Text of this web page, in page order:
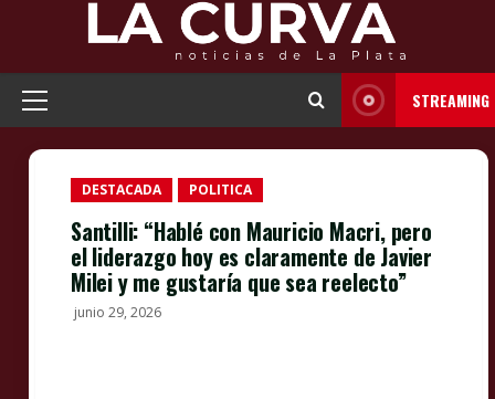
content
Primary
STREAMING
DESTACADA POLITICA
Santilli: “Hablé con Mauricio Macri, pero
el liderazgo hoy es claramente de Javier
Milei y me gustaría que sea reelecto”
junio 29, 2026